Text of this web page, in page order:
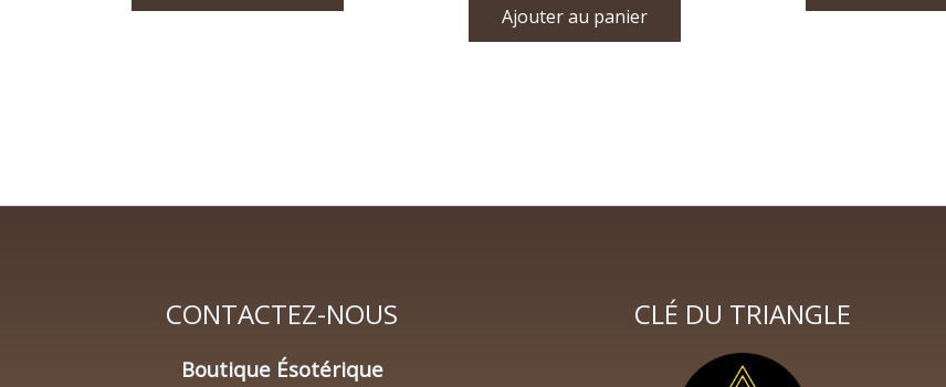
Ajouter au panier
CONTACTEZ-NOUS
Boutique Ésotérique
CLÉ DU TRIANGLE